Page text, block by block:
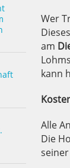
Wer
am
kann
Alle
Die